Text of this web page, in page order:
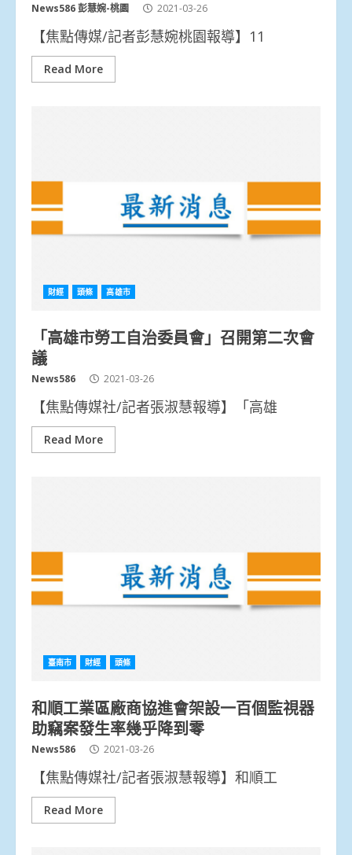
News586 彭慧婉-桃園 2021-03-26
【焦點傳媒/記者彭慧婉桃園報導】11
Read More
財經 頭條 高雄市
「高雄市勞工自治委員會」召開第二次會
議
News586 2021-03-26
【焦點傳媒社/記者張淑慧報導】「高雄
Read More
臺南市 財經 頭條
和順工業區廠商協進會架設一百個監視器
助竊案發生率幾乎降到零
News586 2021-03-26
【焦點傳媒社/記者張淑慧報導】和順工
Read More